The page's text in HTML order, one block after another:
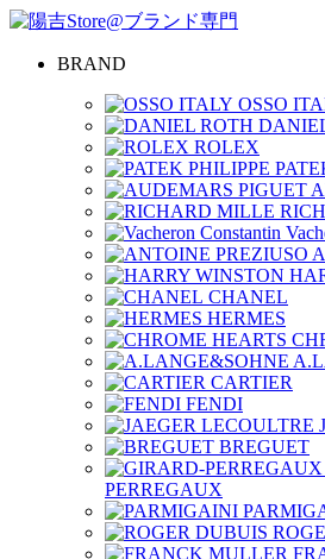
BRAND
OSSO
ROLEX
CHANEL
HERMES
CARTIER
FENDI
BREGUET
PERREGAUX